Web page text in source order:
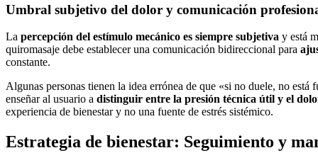
Umbral subjetivo del dolor y comunicación
La percepción del estímulo mecánico es siempre subjetiva y está
quiromasaje debe establecer una comunicación bidireccional para
constante.
Algunas personas tienen la idea errónea de que «si no duele, no
enseñar al usuario a distinguir entre la presión técnica útil y el
experiencia de bienestar y no una fuente de estrés sistémico.
Estrategia de bienestar: Seguimiento y